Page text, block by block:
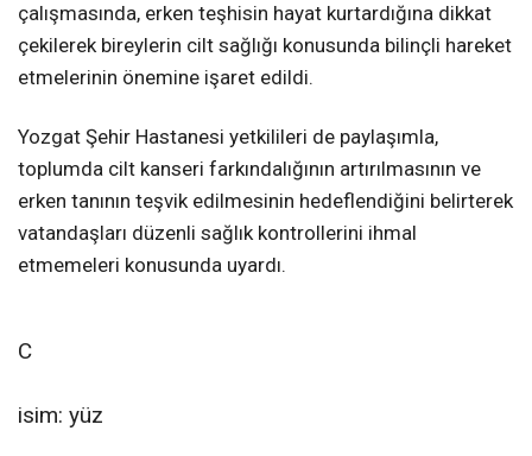
çalışmasında, erken teşhisin hayat kurtardığına dikkat
çekilerek bireylerin cilt sağlığı konusunda bilinçli hareket
etmelerinin önemine işaret edildi.
Yozgat Şehir Hastanesi yetkilileri de paylaşımla,
toplumda cilt kanseri farkındalığının artırılmasının ve
erken tanının teşvik edilmesinin hedeflendiğini belirterek
vatandaşları düzenli sağlık kontrollerini ihmal
etmemeleri konusunda uyardı.
C
isim: yüz